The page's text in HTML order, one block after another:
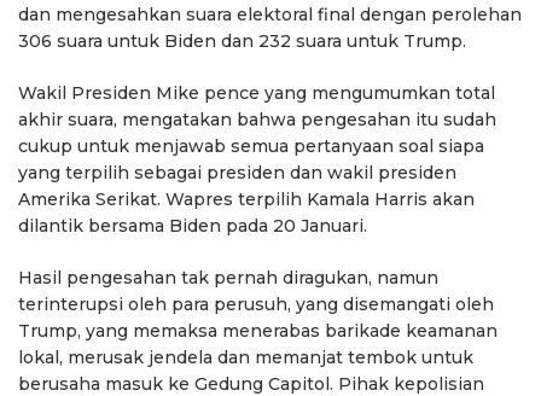
dan mengesahkan suara elektoral final dengan perolehan
306 suara untuk Biden dan 232 suara untuk Trump.
Wakil Presiden Mike pence yang mengumumkan total
akhir suara, mengatakan bahwa pengesahan itu sudah
cukup untuk menjawab semua pertanyaan soal siapa
yang terpilih sebagai presiden dan wakil presiden
Amerika Serikat. Wapres terpilih Kamala Harris akan
dilantik bersama Biden pada 20 Januari.
Hasil pengesahan tak pernah diragukan, namun
terinterupsi oleh para perusuh, yang disemangati oleh
Trump, yang memaksa menerabas barikade keamanan
lokal, merusak jendela dan memanjat tembok untuk
berusaha masuk ke Gedung Capitol. Pihak kepolisian